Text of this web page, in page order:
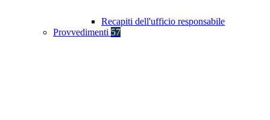
Recapiti dell'ufficio responsabile
Provvedimenti 57